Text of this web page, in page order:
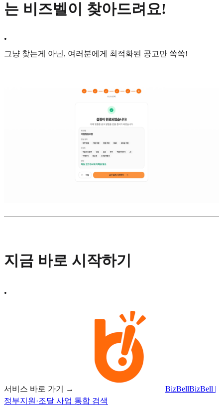
는 비즈벨이 찾아드려요!
•
그냥 찾는게 아닌, 여러분에게 최적화된 공고만 쏙쏙!
지금 바로 시작하기
•
서비스 바로 가기 → BizBellBizBell |
정부지원·조달 사업 통합 검색